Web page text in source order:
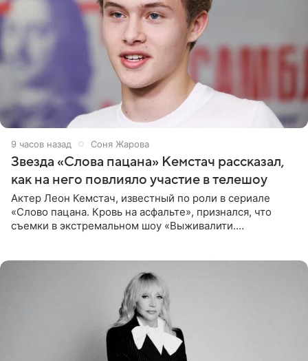
9 часов назад Соня Жарова
Звезда «Слова пацана» Кемстач рассказал,
как на него повлияло участие в телешоу
Актер Леон Кемстач, известный по роли в сериале
«Слово пацана. Кровь на асфальте», признался, что
съемки в экстремальном шоу «Выживалити.